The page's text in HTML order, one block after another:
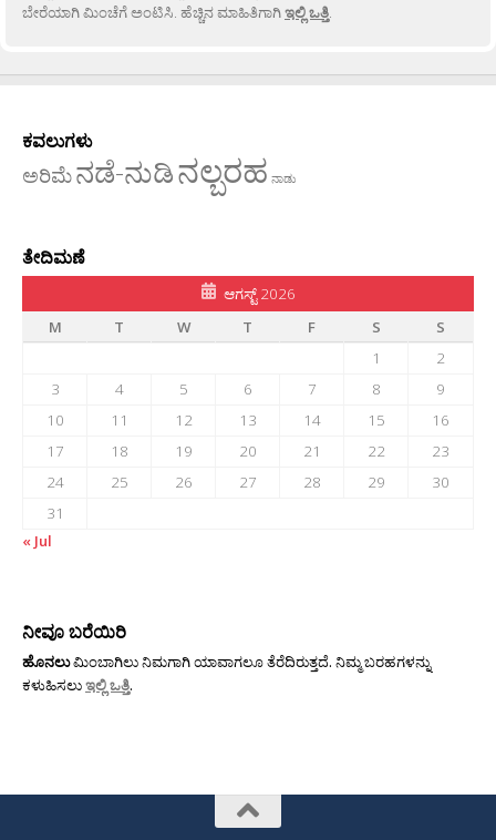
ಬೇರೆಯಾಗಿ ಮಿಂಚೆಗೆ ಅಂಟಿಸಿ. ಹೆಚ್ಚಿನ ಮಾಹಿತಿಗಾಗಿಇಲ್ಲಿ ಒತ್ತಿ.
ಕವಲುಗಳು
ಅರಿಮೆನಡೆ-ನುಡಿನಲ್ಬರಹ ನಾಡು
ತೇದಿಮಣೆ
ಆಗಸ್ಟ್ 2026
M
T W T F S
S
1
2
3
4 5 6 7 8
9
10
11 12 13 14 15
16
17
18 19 20 21 22
23
24
25 26 27 28 29
30
31
« Jul
ನೀವೂ ಬರೆಯಿರಿ
ಹೊನಲುಮಿಂಬಾಗಿಲು ನಿಮಗಾಗಿ ಯಾವಾಗಲೂ ತೆರೆದಿರುತ್ತದೆ. ನಿಮ್ಮ ಬರಹಗಳನ್ನು
ಕಳುಹಿಸಲುಇಲ್ಲಿ ಒತ್ತಿ.